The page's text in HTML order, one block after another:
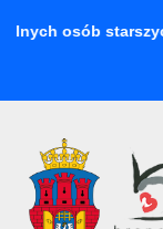
osób starszych